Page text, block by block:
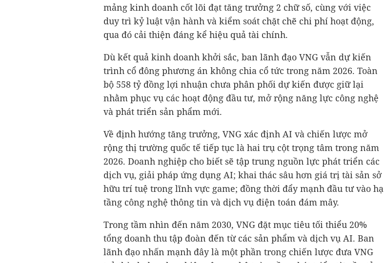
mảng kinh doanh cốt lõi đạt tăng trưởng 2 chữ số, cùng với việc
duy trì kỷ luật vận hành và kiểm soát chặt chẽ chi phí hoạt động,
qua đó cải thiện đáng kể hiệu quả tài chính.
Dù kết quả kinh doanh khởi sắc, ban lãnh đạo VNG vẫn dự kiến
trình cổ đông phương án không chia cổ tức trong năm 2026. Toàn
bộ 558 tỷ đồng lợi nhuận chưa phân phối dự kiến được giữ lại
nhằm phục vụ các hoạt động đầu tư, mở rộng năng lực công nghệ
và phát triển sản phẩm mới.
Về định hướng tăng trưởng, VNG xác định AI và chiến lược mở
rộng thị trường quốc tế tiếp tục là hai trụ cột trọng tâm trong năm
2026. Doanh nghiệp cho biết sẽ tập trung nguồn lực phát triển các
dịch vụ, giải pháp ứng dụng AI; khai thác sâu hơn giá trị tài sản sở
hữu trí tuệ trong lĩnh vực game; đồng thời đẩy mạnh đầu tư vào hạ
tầng công nghệ thông tin và dịch vụ điện toán đám mây.
Trong tầm nhìn đến năm 2030, VNG đặt mục tiêu tối thiểu 20%
tổng doanh thu tập đoàn đến từ các sản phẩm và dịch vụ AI. Ban
lãnh đạo nhấn mạnh đây là một phần trong chiến lược đưa VNG